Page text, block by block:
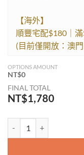
【海外】
順豐宅配$180｜
(目前僅開放：澳
OPTIONS AMOUNT
NT$0
FINAL TOTAL
NT$1,780